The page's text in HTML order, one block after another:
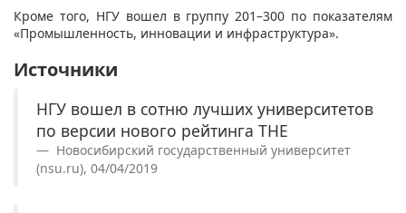
Кроме того, НГУ вошел в группу 201–300 по показателям
«Промышленность, инновации и инфраструктура».
Источники
НГУ вошел в сотню лучших университетов
по версии нового рейтинга THE
Новосибирский государственный университет
(nsu.ru), 04/04/2019